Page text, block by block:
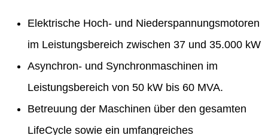
Elektrische Hoch- und Niederspannungsmotoren
im Leistungsbereich zwischen 37 und 35.000 kW
Asynchron- und Synchronmaschinen im
Leistungsbereich von 50 kW bis 60 MVA.
Betreuung der Maschinen über den gesamten
LifeCycle sowie ein umfangreiches